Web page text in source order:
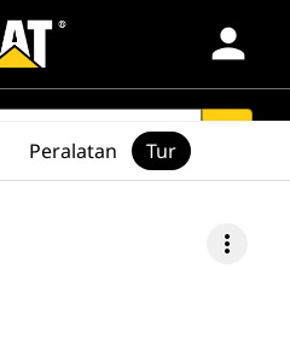
person
more_vert
Peralatan Tur